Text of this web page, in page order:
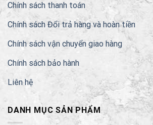
Chính sách thanh toán
Chính sách Đổi trả hàng và hoàn tiền
Chính sách vận chuyển giao hàng
Chính sách bảo hành
Liên hệ
DANH MỤC SẢN PHẨM